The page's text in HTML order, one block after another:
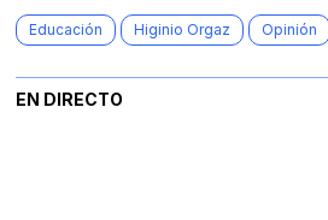
Educación Higinio Orgaz Opinión
EN DIRECTO